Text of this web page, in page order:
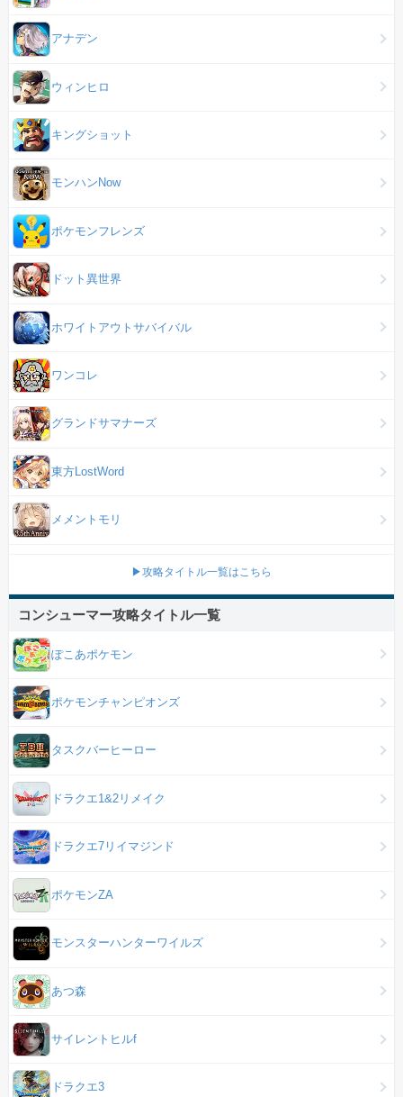
アナデン
ウィンヒロ
キングショット
モンハンNow
ポケモンフレンズ
ドット異世界
ホワイトアウトサバイバル
ワンコレ
グランドサマナーズ
東方LostWord
メメントモリ
▶攻略タイトル一覧はこちら
コンシューマー攻略タイトル一覧
ぽこあポケモン
ポケモンチャンピオンズ
タスクバーヒーロー
ドラクエ1&2リメイク
ドラクエ7リイマジンド
ポケモンZA
モンスターハンターワイルズ
あつ森
サイレントヒルf
ドラクエ3